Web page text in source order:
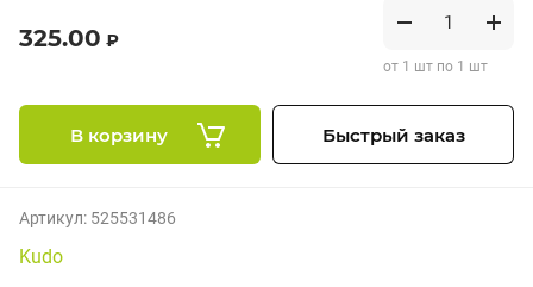
325.00 ₽
от 1 шт по 1 шт
В корзину Быстрый заказ
Артикул: 525531486
Kudo